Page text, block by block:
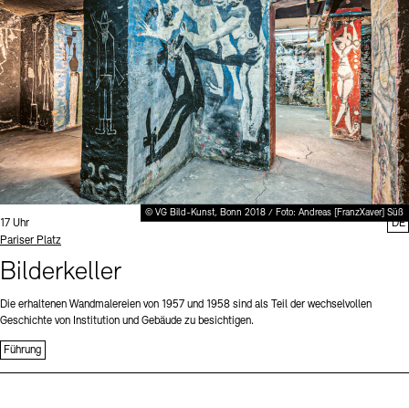
© VG Bild-Kunst, Bonn 2018 / Foto: Andreas [FranzXaver] Süß
Uhrzeit:
17 Uhr
Standort
Pariser Platz
Bilderkeller
Die erhaltenen Wandmalereien von 1957 und 1958 sind als Teil der wechselvollen
Geschichte von Institution und Gebäude zu besichtigen.
Führung
DE